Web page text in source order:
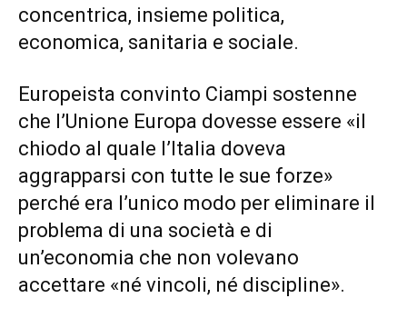
concentrica, insieme politica,
economica, sanitaria e sociale.
Europeista convinto Ciampi sostenne
che l’Unione Europa dovesse essere «il
chiodo al quale l’Italia doveva
aggrapparsi con tutte le sue forze»
perché era l’unico modo per eliminare il
problema di una società e di
un’economia che non volevano
accettare «né vincoli, né discipline».